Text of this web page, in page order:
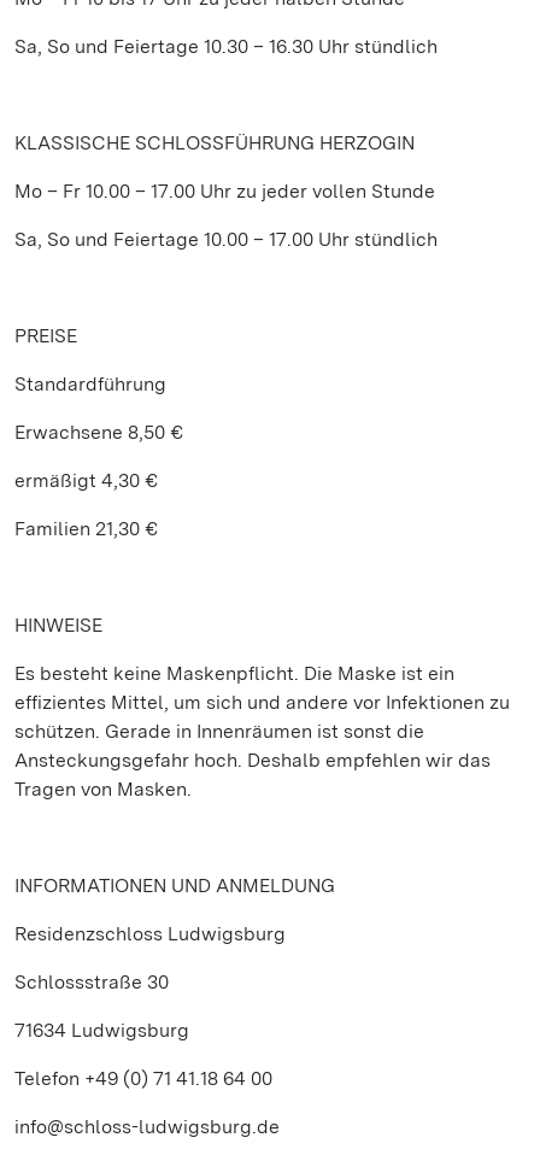
Sa, So und Feiertage 10.30 – 16.30 Uhr stündlich
KLASSISCHE SCHLOSSFÜHRUNG HERZOGIN
Mo – Fr 10.00 – 17.00 Uhr zu jeder vollen Stunde
Sa, So und Feiertage 10.00 – 17.00 Uhr stündlich
PREISE
Standardführung
Erwachsene 8,50 €
ermäßigt 4,30 €
Familien 21,30 €
HINWEISE
Es besteht keine Maskenpflicht. Die Maske ist ein
effizientes Mittel, um sich und andere vor Infektionen zu
schützen. Gerade in Innenräumen ist sonst die
Ansteckungsgefahr hoch. Deshalb empfehlen wir das
Tragen von Masken.
INFORMATIONEN UND ANMELDUNG
Residenzschloss Ludwigsburg
Schlossstraße 30
71634 Ludwigsburg
Telefon +49 (0) 71 41.18 64 00
info@schloss-ludwigsburg.de